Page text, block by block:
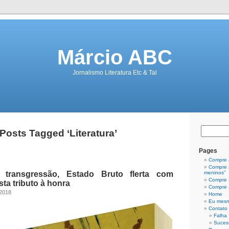
Márcio ABC
Jornalismo Literatura Etc & Tal
Posts Tagged ‘Literatura’
Estado Bruto flerta com
tributo à honra
Pages
Compre
Compre
meninos”
Compre
Compre
Home
Eu
Contato
Falha